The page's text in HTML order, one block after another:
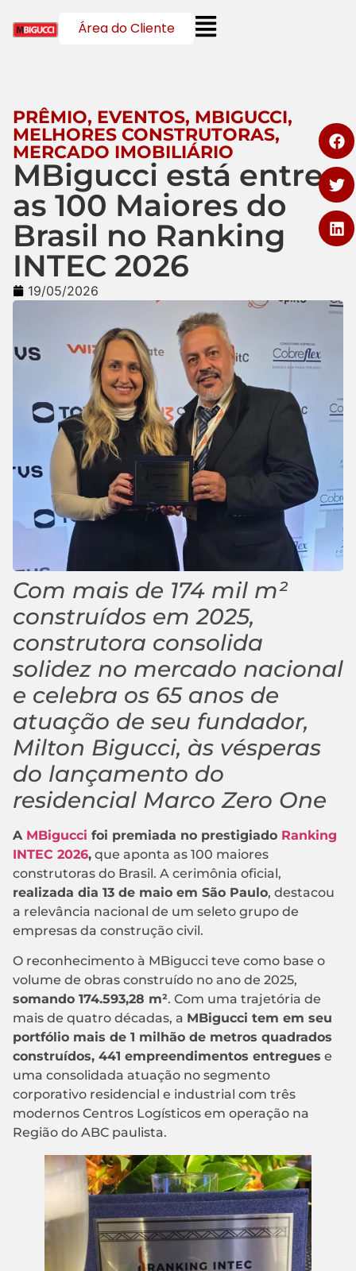
Área do Cliente
PRÊMIO, EVENTOS, MBIGUCCI,
MELHORES CONSTRUTORAS,
MERCADO IMOBILIÁRIO
MBigucci está entre
as 100 Maiores do
Brasil no Ranking
INTEC 2026
19/05/2026
Com mais de 174 mil m²
construídos em 2025,
construtora consolida
solidez no mercado nacional
e celebra os 65 anos de
atuação de seu fundador,
Milton Bigucci, às vésperas
do lançamento do
residencial Marco Zero One
A MBigucci foi premiada no prestigiado Ranking
INTEC 2026, que aponta as 100 maiores
construtoras do Brasil. A cerimônia oficial,
realizada dia 13 de maio em São Paulo, destacou
a relevância nacional de um seleto grupo de
empresas da construção civil.
O reconhecimento à MBigucci teve como base o
volume de obras construído no ano de 2025,
somando 174.593,28 m². Com uma trajetória de
mais de quatro décadas, a MBigucci tem em seu
portfólio mais de 1 milhão de metros quadrados
construídos, 441 empreendimentos entregues e
uma consolidada atuação no segmento
corporativo residencial e industrial com três
modernos Centros Logísticos em operação na
Região do ABC paulista.